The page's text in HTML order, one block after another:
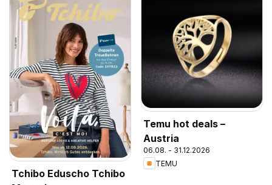
Tchibo Eduscho Tchibo
Temu hot deals –
Austria
06.08. - 31.12.2026
TEMU